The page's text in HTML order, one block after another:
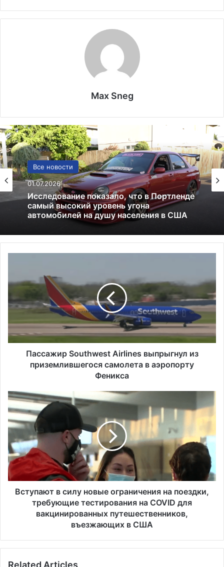
Max Sneg
Все новости
01.07.2026
самый высокий уровень угона
автомобилей на душу населения в США
Политика
24.06.2025
Россия больше не получит американских
льгот: что это значит и к чему приведёт
ж
р
S
w
e
s
t
i
r
l
i
п
ы
Пассажир Southwest Airlines выпрыгнул из
приземлившегося самолета в аэропорту
Феникса
В
с
т
у
а
ю
т
в
о
ы
Вступают в силу новые ограничения на поездки,
требующие тестирования на COVID для
вакцинированных путешественников,
въезжающих в США
Related Articles